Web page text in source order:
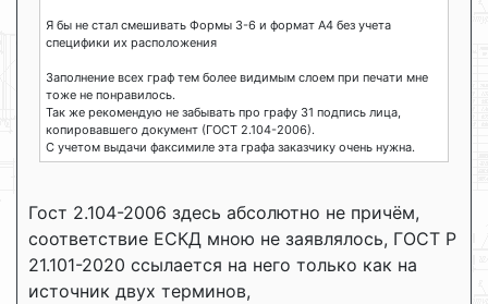
Я бы не стал смешивать Формы 3-6 и формат А4 без учета
специфики их расположения
Заполнение всех граф тем более видимым слоем при печати мне
тоже не понравилось.
Так же рекомендую не забывать про графу 31 подпись лица,
копировавшего документ (ГОСТ 2.104-2006).
С учетом выдачи факсимиле эта графа заказчику очень нужна.
Гост 2.104-2006 здесь абсолютно не причём,
соответствие ЕСКД мною не заявлялось, ГОСТ Р
21.101-2020 ссылается на него только как на
источник двух терминов,